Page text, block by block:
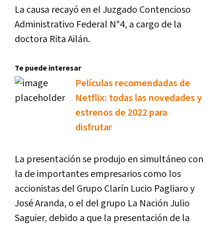
La causa recayó en el Juzgado Contencioso
Administrativo Federal N°4, a cargo de la
doctora Rita Ailán.
Te puede interesar
Películas recomendadas de
Netflix: todas las novedades y
estrenos de 2022 para
disfrutar
La presentación se produjo en simultáneo con
la de importantes empresarios como los
accionistas del Grupo Clarín Lucio Pagliaro y
José Aranda, o el del grupo La Nación Julio
Saguier, debido a que la presentación de la